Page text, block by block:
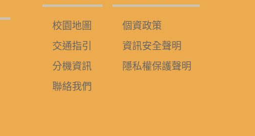
校園地圖
交通指引
分機資訊
聯絡我們
個資政策
資訊安全聲明
隱私權保護聲明